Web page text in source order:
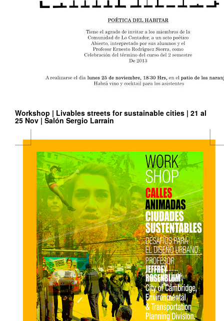
Workshop | Livables streets for sustainable cities | 21 al
25 Nov | Salón Sergio Larrain